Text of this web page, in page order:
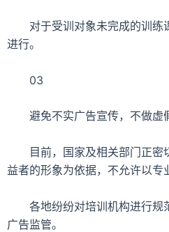
对于受训对象未完成的训练
进行。
03
避免不实广告宣传，不做虚
目前，国家及相关部门正密
益者的形象为依据，不允许以专
各地纷纷对培训机构进行规
广告监管。